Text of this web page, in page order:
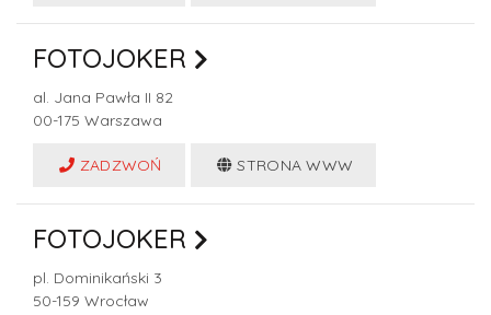
FOTOJOKER
al. Jana Pawła II 82
00-175 Warszawa
ZADZWOŃ STRONA WWW
FOTOJOKER
pl. Dominikański 3
50-159 Wrocław